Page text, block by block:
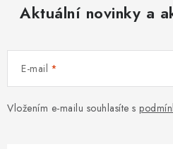
Aktuální novinky a
E-mail
Vložením e-mailu souhlasíte s